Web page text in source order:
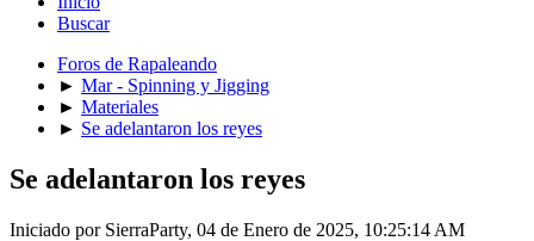
Buscar
Foros de Rapaleando
► Mar - Spinning y Jigging
► Materiales
► Se adelantaron los reyes
Se adelantaron los reyes
Iniciado por SierraParty, 04 de Enero de 2025, 10:25:14 AM